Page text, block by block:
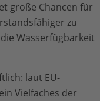
große Chancen für
zu
Wasserfügbarkeit
laut EU-
Vielfaches der